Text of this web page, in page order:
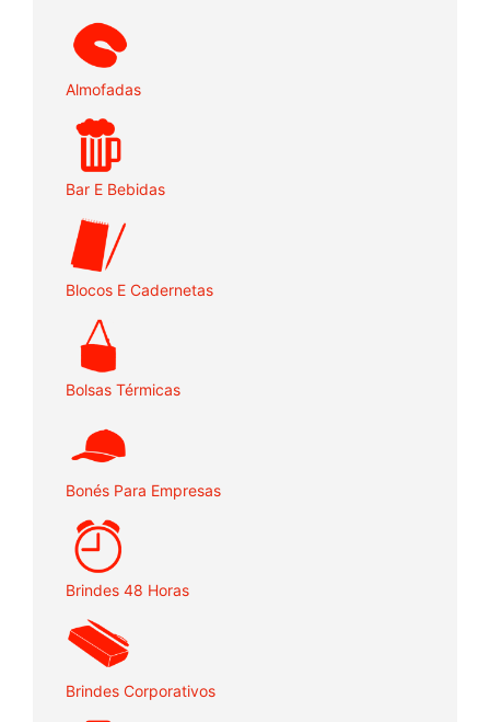
Almofadas
Bar E Bebidas
Blocos E Cadernetas
Bolsas Térmicas
Bonés Para Empresas
Brindes 48 Horas
Brindes Corporativos